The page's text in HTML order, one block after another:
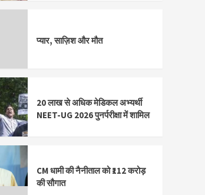
प्यार, साज़िश और मौत
20 लाख से अधिक मेडिकल अभ्यर्थी
NEET-UG 2026 पुनर्परीक्षा में शामिल
CM धामी की नैनीताल को ₹112 करोड़
की सौगात